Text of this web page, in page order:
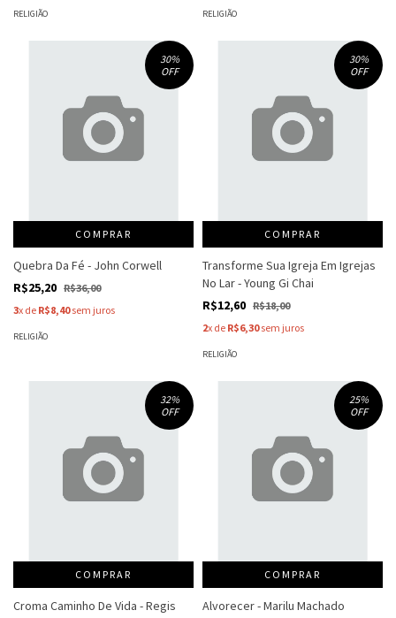
RELIGIÃO RELIGIÃO
30%
OFF
COMPRAR
Quebra Da Fé - John Corwell
R$25,20 R$36,00
3x de R$8,40sem juros
RELIGIÃO
30%
OFF
COMPRAR
Transforme Sua Igreja Em Igrejas
No Lar - Young Gi Chai
R$12,60 R$18,00
2x de R$6,30sem juros
RELIGIÃO
32%
OFF
COMPRAR
Croma Caminho De Vida - Regis
25%
OFF
COMPRAR
Alvorecer - Marilu Machado